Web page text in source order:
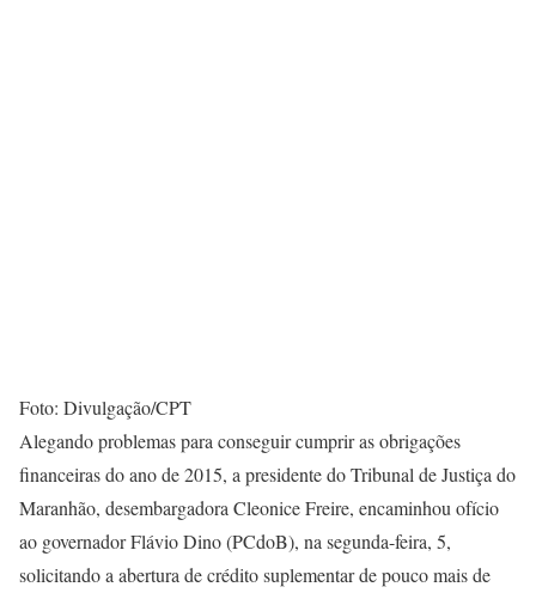
Foto: Divulgação/CPT
Alegando problemas para conseguir cumprir as obrigações
financeiras do ano de 2015, a presidente do Tribunal de Justiça do
Maranhão, desembargadora Cleonice Freire, encaminhou ofício
ao governador Flávio Dino (PCdoB), na segunda-feira, 5,
solicitando a abertura de crédito suplementar de pouco mais de